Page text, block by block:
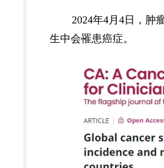
2024年4月4日，肿
生中会罹患癌症。